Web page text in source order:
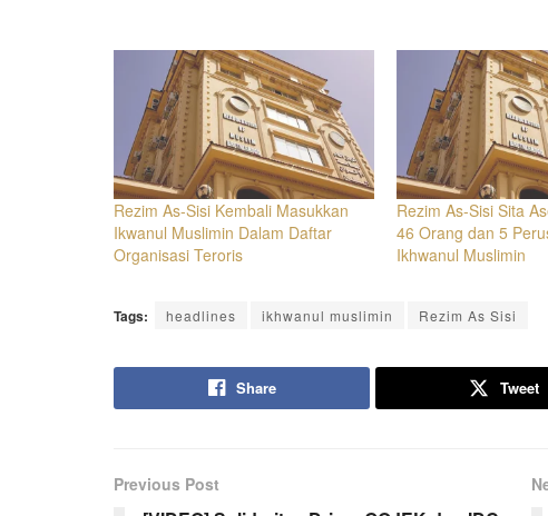
Rezim As-Sisi Kembali Masukkan
Ikwanul Muslimin Dalam Daftar
Organisasi Teroris
Rezim As-Sisi Sita
46 Orang dan 5
Ikhwanul Muslimin
Tags: headlines ikhwanul muslimin Rezim As Sisi
Share Tweet
Previous Post